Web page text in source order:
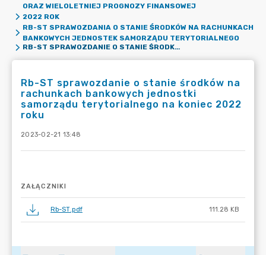
ORAZ WIELOLETNIEJ PROGNOZY FINANSOWEJ
2022 ROK
RB-ST SPRAWOZDANIA O STANIE ŚRODKÓW NA RACHUNKACH
BANKOWYCH JEDNOSTEK SAMORZĄDU TERYTORIALNEGO
RB-ST SPRAWOZDANIE O STANIE ŚRODKÓW NA RACHUNKACH BANKOWYCH JEDNOSTKI SAMORZĄDU TERYTORIALNEGO NA KONIEC 2022 ROKU
Rb-ST sprawozdanie o stanie środków na
rachunkach bankowych jednostki
samorządu terytorialnego na koniec 2022
roku
2023-02-21 13:48
ZAŁĄCZNIKI
Rb-ST.pdf 111.28 KB